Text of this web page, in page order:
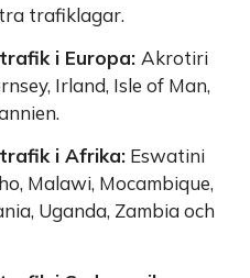
trafiklagar.
i Europa: Akrotiri
Irland, Isle of Man,
i Afrika: Eswatini
Malawi, Mocambique,
Uganda, Zambia och